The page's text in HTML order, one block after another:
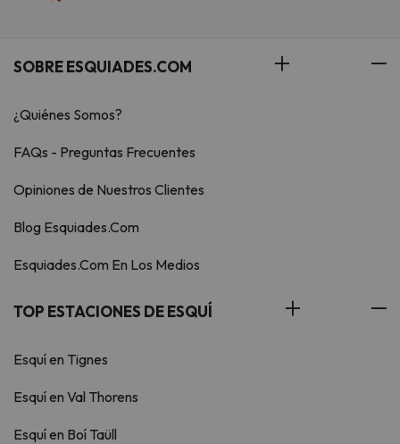
SOBRE ESQUIADES.COM
¿Quiénes Somos?
FAQs - Preguntas Frecuentes
Opiniones de Nuestros Clientes
Blog Esquiades.Com
Esquiades.Com En Los Medios
TOP ESTACIONES DE ESQUÍ
Esquí en Tignes
Esquí en Val Thorens
Esquí en Boí Taüll